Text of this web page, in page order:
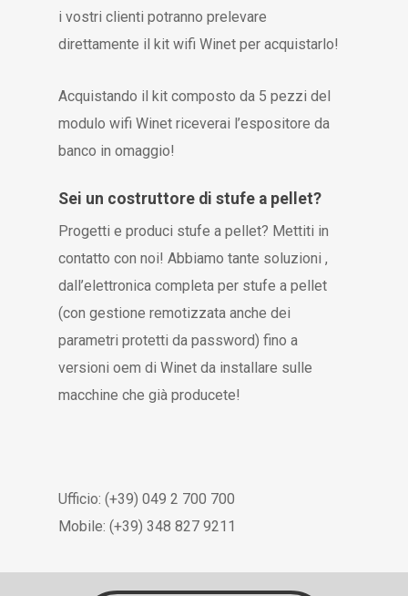
i vostri clienti potranno prelevare
direttamente il kit wifi Winet per acquistarlo!
Acquistando il kit composto da 5 pezzi del
modulo wifi Winet riceverai l’espositore da
banco in omaggio!
Sei un costruttore di stufe a pellet?
Progetti e produci stufe a pellet? Mettiti in
contatto con noi! Abbiamo tante soluzioni ,
dall’elettronica completa per stufe a pellet
(con gestione remotizzata anche dei
parametri protetti da password) fino a
versioni oem di Winet da installare sulle
macchine che già producete!
Ufficio: (+39) 049 2 700 700
Mobile: (+39) 348 827 9211